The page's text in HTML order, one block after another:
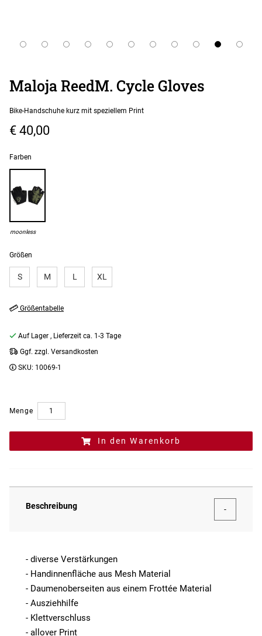
Maloja ReedM. Cycle Gloves
Bike-Handschuhe kurz mit speziellem Print
€ 40,00
Größen
S M L XL
Farben
moonless
Größentabelle
Auf Lager , Lieferzeit ca. 1-3 Tage
Ggf. zzgl. Versandkosten
SKU: 10069-1
Menge
In den Warenkorb
Beschreibung
- diverse Verstärkungen
- Handinnenfläche aus Mesh Material
- Daumenoberseiten aus einem Frottée Material
- Ausziehhilfe
- Klettverschluss
- allover Print